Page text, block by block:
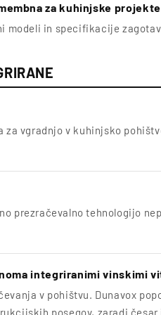
za kuhinjske
modeli in specifikacije
vgradnjo v kuhinjsko
prezračevalno tehnologijo
integriranimi vinskimi
v pohištvu. Dunavox
posegov, zaradi